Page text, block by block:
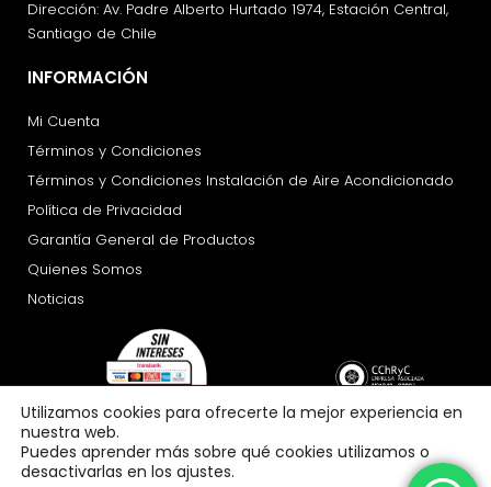
Dirección: Av. Padre Alberto Hurtado 1974, Estación Central,
Santiago de Chile
INFORMACIÓN
Mi Cuenta
Términos y Condiciones
Términos y Condiciones Instalación de Aire Acondicionado
Política de Privacidad
Garantía General de Productos
Quienes Somos
Noticias
Utilizamos cookies para ofrecerte la mejor experiencia en
nuestra web.
Puedes aprender más sobre qué cookies utilizamos o
desactivarlas en los ajustes.